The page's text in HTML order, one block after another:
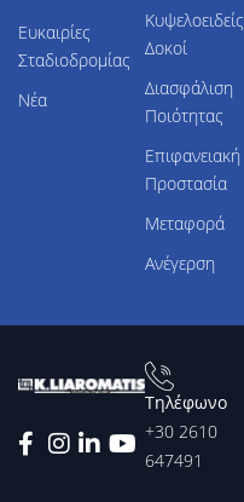
Ευκαιρίες
Σταδιοδρομίας
Νέα
Κυψελοειδείς
Δοκοί
Διασφάλιση
Ποιότητας
Επιφανειακή
Προστασία
Μεταφορά
Ανέγερση
Τηλέφωνο
+30 2610
647491